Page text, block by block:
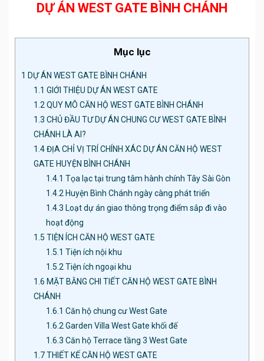
DỰ ÁN WEST GATE BÌNH CHÁNH
Mục lục
1 DỰ ÁN WEST GATE BÌNH CHÁNH
1.1 GIỚI THIỆU DỰ ÁN WEST GATE
1.2 QUY MÔ CĂN HỘ WEST GATE BÌNH CHÁNH
1.3 CHỦ ĐẦU TƯ DỰ ÁN CHUNG CƯ WEST GATE BÌNH
CHÁNH LÀ AI?
1.4ĐỊA CHỈ VỊ TRÍ CHÍNH XÁC DỰ ÁN CĂN HỘ WEST
GATE HUYỆN BÌNH CHÁNH
1.4.1 Tọa lạc tại trung tâm hành chính Tây Sài Gòn
1.4.2 Huyện Bình Chánh ngày càng phát triển
1.4.3 Loạt dự án giao thông trọng điểm sắp đi vào
hoạt động
1.5 TIỆN ÍCH CĂN HỘ WEST GATE
1.5.1 Tiện ích nội khu
1.5.2 Tiện ích ngoại khu
1.6 MẶT BẰNG CHI TIẾT CĂN HỘ WEST GATE BÌNH
CHÁNH
1.6.1 Căn hộ chung cư West Gate
1.6.2 Garden Villa West Gate khối đế
1.6.3 Căn hộ Terrace tầng 3 West Gate
1.7THIẾT KẾ CĂN HỘ WEST GATE